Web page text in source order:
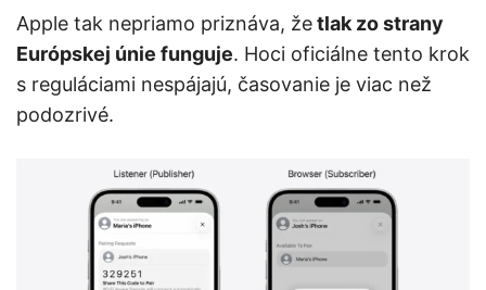
Apple tak nepriamo priznáva, žetlak zo strany
Európskej únie funguje. Hoci oficiálne tento krok
s reguláciami nespájajú, časovanie je viac než
podozrivé.